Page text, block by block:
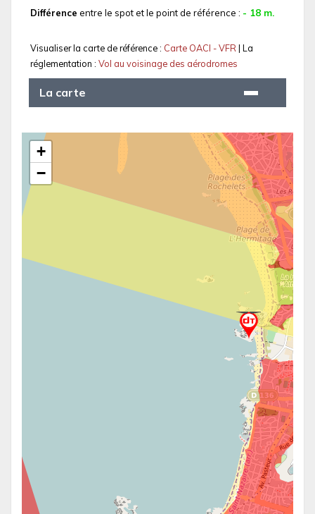
Différence entre le spot et le point de référence : - 18 m.
Visualiser la carte de référence : Carte OACI - VFR| La
réglementation : Vol au voisinage des aérodromes
La carte